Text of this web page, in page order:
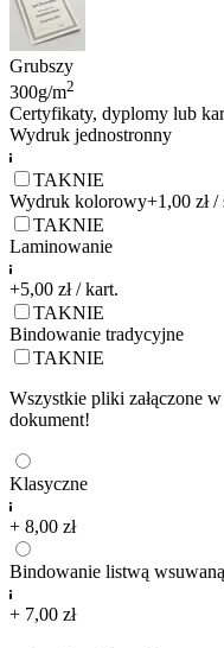
Grubszy
300g/m2
Certyfikaty, dyplomy lub
Wydruk jednostronny
TAKNIE
Wydruk kolorowy+1,00 zł /
TAKNIE
Laminowanie
+5,00 zł / kart.
TAKNIE
Bindowanie tradycyjne
TAKNIE
Wszystkie pliki załączone
dokument!
Klasyczne
+ 8,00 zł
Bindowanie listwą wsuwaną
+ 7,00 zł